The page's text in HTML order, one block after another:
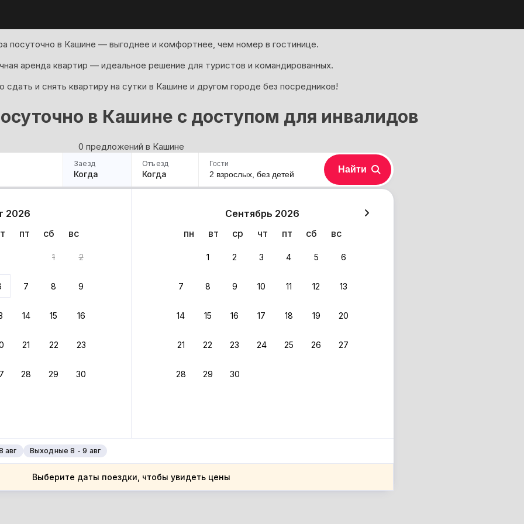
посуточно в Кашине — выгоднее и комфортнее, чем номер в гостинице.
аренда квартир — идеальное решение для туристов и командированных.
сдать и снять квартиру на сутки в Кашине и другом городе без посредников!
в Кашине с доступом для инвалидов
0 предложений в Кашине
Заезд
Когда
Отъезд
Когда
2026
пт сб вс
1 2
7 8 9
14 15 16
21 22 23
28 29 30
Сентябрь 2026
пн
вт ср чт пт сб вс
1 2 3 4 5 6
7 8 9 10 11 12 13
14 15 16 17 18 19 20
21 22 23 24 25 26 27
28 29 30
авг Выходные 8 - 9 авг
Выберите даты поездки, чтобы увидеть цены
Гости
2 взрослых, без детей Найти
вариант из результатов поиска не соответствует заданным фильтрам.
область